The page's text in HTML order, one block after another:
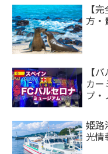
【
方・
【
カ
プ
姫路
光情